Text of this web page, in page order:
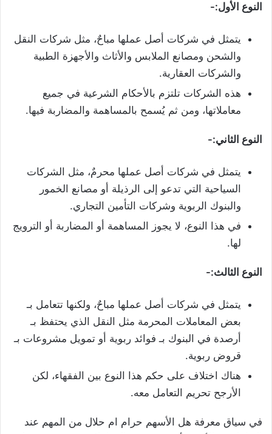
النوع الأول:-
يتمثل في شركات أصل عملها مباحٌ، مثل شركات النقل
والشحن ومصانع الملابس والأثاث والأجهزة الطبية
والشركات العقارية.
هذه الشركات تلتزم بالأحكام الشرعية في جميع
معاملاتها، ومن ثم يُسمح بالمساهمة والمضاربة فيها.
النوع الثاني:-
يتمثل في شركات أصل عملها محرمٌ، مثل الشركات
السياحية التي تدعو إلى الرذيلة أو مصانع الخمور
والبنوك الربوية وشركات التأمين التجاري.
في هذا النوع، لا يجوز المساهمة أو المضاربة أو الترويج
لها.
النوع الثالث:-
يتمثل في شركات أصل عملها مباحٌ، ولكنها تتعامل بـ
بعض المعاملات المحرمة مثل النقل الذي يحتفظ بـ
أرصدة في البنوك بـ فوائد ربوية أو تمويل مشروعات بـ
قروض ربوية.
هناك اختلاف على حكم هذا النوع بين الفقهاء، لكن
الأرجح تحريم التعامل معه.
في سياق معرفة هل الأسهم حرام ام حلال من المهم عند